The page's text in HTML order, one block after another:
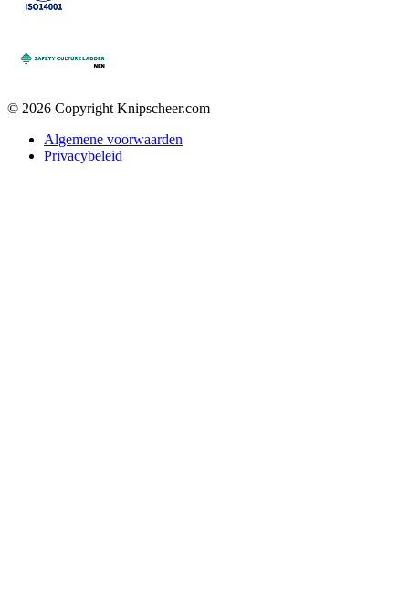
© 2026 Copyright Knipscheer.com
Algemene voorwaarden
Privacybeleid